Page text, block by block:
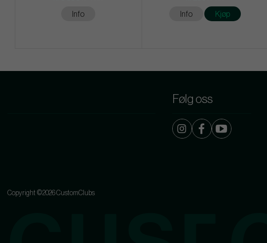
Info Info Kjøp
Følg oss
Copyright ©2026 CustomClubs